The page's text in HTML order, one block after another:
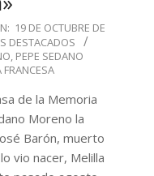
19 DE OCTUBRE DE
DESTACADOS
, PEPE SEDANO
FRANCESA
de la Memoria
Moreno la
Barón, muerto
vio nacer, Melilla